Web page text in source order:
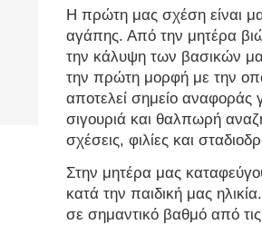
Η πρώτη μας σχέση είναι
αγάπης. Από την μητέρα
την κάλυψη των βασικών
την πρώτη μορφή με την
αποτελεί σημείο αναφοράς
σιγουριά και θαλπωρή
σχέσεις, φιλίες και
Στην μητέρα μας
κατά την παιδική μας
σε σημαντικό βαθμό από τις